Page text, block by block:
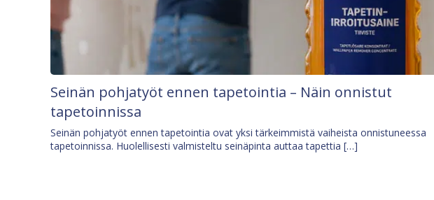
Seinän pohjatyöt ennen tapetointia – Näin onnistut
tapetoinnissa
Seinän pohjatyöt ennen tapetointia ovat yksi tärkeimmistä vaiheista onnistuneessa
tapetoinnissa. Huolellisesti valmisteltu seinäpinta auttaa tapettia […]